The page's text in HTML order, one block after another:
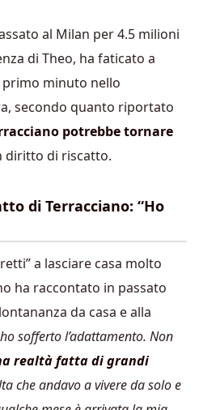
al Milan per 4.5 milioni
di Theo, ha faticato a
minuto nello
secondo quanto riportato
potrebbe tornare
diritto di riscatto.
di Terracciano: “Ho
a lasciare casa molto
ha raccontato in passato
da casa e alla
sofferto l’adattamento. Non
realtà fatta di grandi
che andavo a vivere da solo e